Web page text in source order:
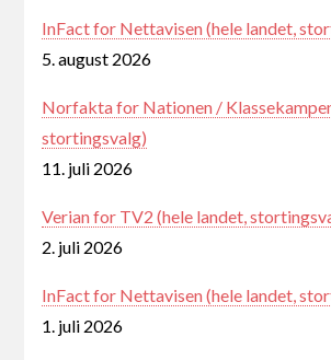
InFact for Nettavisen (hele landet,
5. august 2026
Norfakta for Nationen /
stortingsvalg)
11. juli 2026
Verian for TV2 (hele landet,
2. juli 2026
InFact for Nettavisen (hele landet,
1. juli 2026